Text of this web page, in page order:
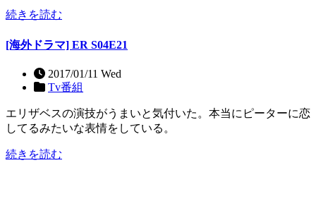
続きを読む
[海外ドラマ] ER S04E21
2017/01/11 Wed
Tv番組
エリザベスの演技がうまいと気付いた。本当にピーターに恋
してるみたいな表情をしている。
続きを読む